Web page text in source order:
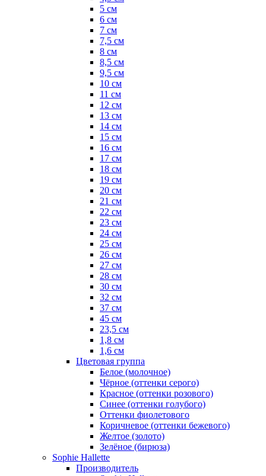
5 см
6 см
7 см
7,5 см
8 см
8,5 см
9,5 см
10 см
11 см
12 см
13 см
14 см
15 см
16 см
17 см
18 см
19 см
20 см
21 см
22 см
23 см
24 см
25 см
26 см
27 см
28 см
30 см
32 см
37 см
45 см
23,5 см
1,8 см
1,6 см
Цветовая группа
Белое (молочное)
Чёрное (оттенки серого)
Красное (оттенки розового)
Синее (оттенки голубого)
Оттенки фиолетового
Коричневое (оттенки бежевого)
Желтое (золото)
Зелёное (бирюза)
Sophie Hallette
Производитель